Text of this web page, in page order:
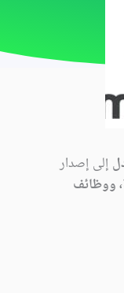
إلى إصدار
ووظائف